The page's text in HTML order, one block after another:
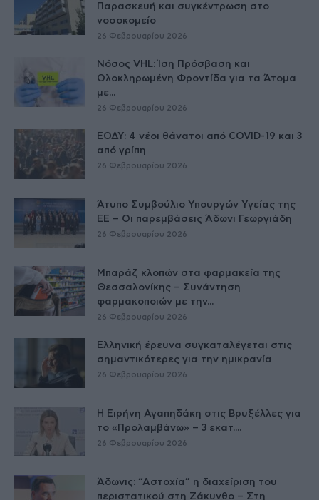
Παρασκευή και συγκέντρωση στο
νοσοκομείο
26 Φεβρουαρίου 2026
Νόσος VHL: Ίση Πρόσβαση και
Ολοκληρωμένη Φροντίδα για τα Άτομα
με...
26 Φεβρουαρίου 2026
ΕΟΔΥ: 4 νέοι θάνατοι από COVID-19 και 3
από γρίπη
26 Φεβρουαρίου 2026
Άτυπο Συμβούλιο Υπουργών Υγείας της
ΕE – Οι παρεμβάσεις Άδωνι Γεωργιάδη
26 Φεβρουαρίου 2026
Μπαράζ κλοπών στα φαρμακεία της
Θεσσαλονίκης – Συνάντηση
φαρμακοποιών με την...
26 Φεβρουαρίου 2026
Ελληνική έρευνα συγκαταλέγεται στις
σημαντικότερες για την ημικρανία
26 Φεβρουαρίου 2026
Η Ειρήνη Αγαπηδάκη στις Βρυξέλλες για
το «Προλαμβάνω» – 3 εκατ....
26 Φεβρουαρίου 2026
Άδωνις: “Αστοχία” η διαχείριση του
περιστατικού στη Ζάκυνθο – Στη